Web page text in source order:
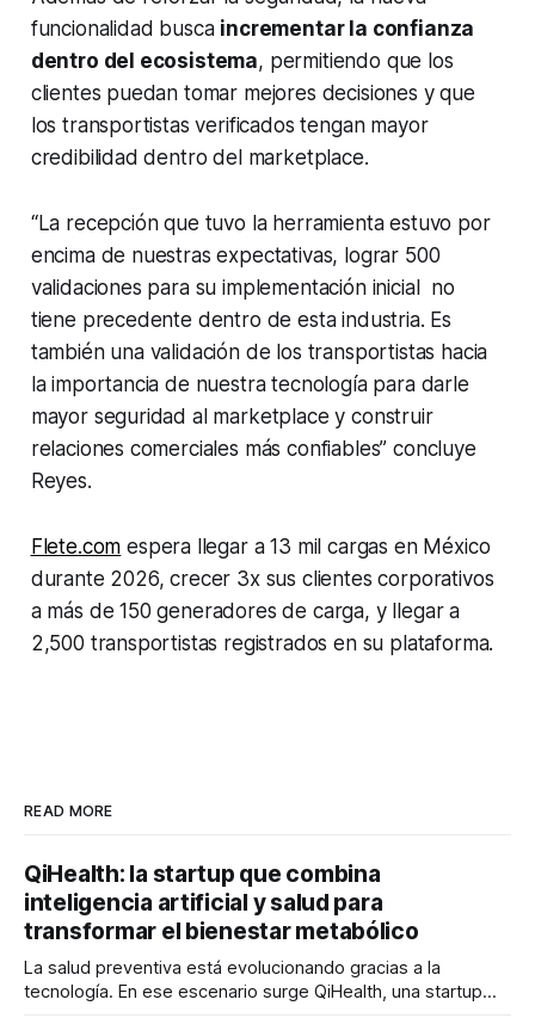
funcionalidad busca incrementar la confianza
dentro del ecosistema, permitiendo que los
clientes puedan tomar mejores decisiones y que
los transportistas verificados tengan mayor
credibilidad dentro del marketplace.
“La recepción que tuvo la herramienta estuvo por
encima de nuestras expectativas, lograr 500
validaciones para su implementación inicial no
tiene precedente dentro de esta industria. Es
también una validación de los transportistas hacia
la importancia de nuestra tecnología para darle
mayor seguridad al marketplace y construir
relaciones comerciales más confiables” concluye
Reyes.
Flete.com espera llegar a 13 mil cargas en México
durante 2026, crecer 3x sus clientes corporativos
a más de 150 generadores de carga, y llegar a
2,500 transportistas registrados en su plataforma.
READ MORE
QiHealth: la startup que combina
inteligencia artificial y salud para
transformar el bienestar metabólico
La salud preventiva está evolucionando gracias a la
tecnología. En ese escenario surge QiHealth, una startup